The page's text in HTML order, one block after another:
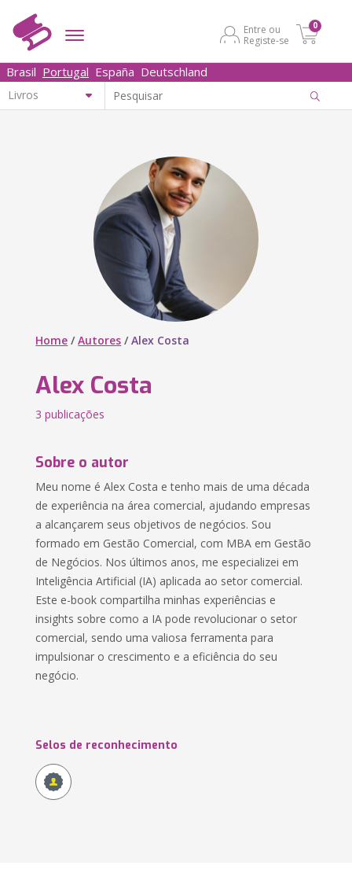
Entre ou
Registe-se
0
Brasil Portugal España Deutschland
Home /Autores /Alex Costa
Alex Costa
3 publicações
Sobre o autor
Meu nome é Alex Costa e tenho mais de uma década
de experiência na área comercial, ajudando empresas
a alcançarem seus objetivos de negócios. Sou
formado em Gestão Comercial, com MBA em Gestão
de Negócios. Nos últimos anos, me especializei em
Inteligência Artificial (IA) aplicada ao setor comercial.
Este e-book compartilha minhas experiências e
insights sobre como a IA pode revolucionar o setor
comercial, sendo uma valiosa ferramenta para
impulsionar o crescimento e a eficiência do seu
negócio.
Selos de reconhecimento